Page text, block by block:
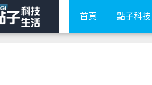
首頁 點子科技